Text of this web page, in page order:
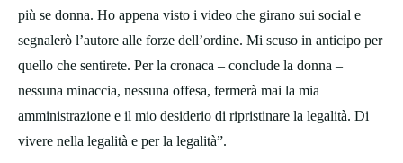
più se donna. Ho appena visto i video che girano sui social e
segnalerò l’autore alle forze dell’ordine. Mi scuso in anticipo per
quello che sentirete. Per la cronaca – conclude la donna –
nessuna minaccia, nessuna offesa, fermerà mai la mia
amministrazione e il mio desiderio di ripristinare la legalità. Di
vivere nella legalità e per la legalità”.